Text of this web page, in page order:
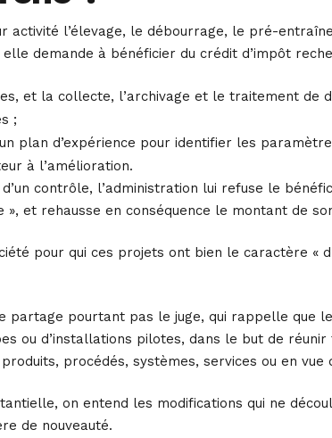
activité l’élevage, le débourrage, le pré-
demande à bénéficier du crédit d’impôt
et la collecte, l’archivage et le traitement de
;
plan d’expérience pour identifier les
à l’amélioration.
d’un contrôle, l’administration lui refuse le
», et rehausse en conséquence le montant de
pour qui ces projets ont bien le caractère «
partage pourtant pas le juge, qui rappelle
ou d’installations pilotes, dans le but de
procédés, systèmes, services ou en
on entend les modifications qui ne
de nouveauté.